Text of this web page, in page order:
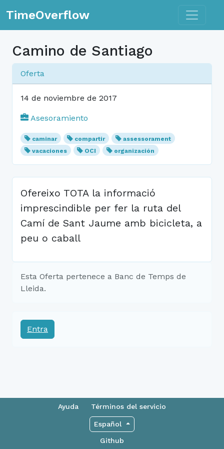
TimeOverflow Toggle
Camino de Santiago
Oferta
14 de noviembre de 2017
Asesoramiento
caminar compartir
assessorament
vacaciones
OCI organización
Ofereixo TOTA la informació
imprescindible per fer la ruta del
Camí de Sant Jaume amb bicicleta, a
peu o caball
Esta Oferta pertenece a Banc de Temps de
Lleida.
Entra
Ayuda Términos del servicio
Español
Github